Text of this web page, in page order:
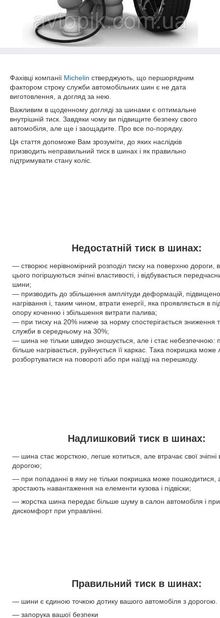
Фахівці компанії Michelin стверджують, що першорядним
фактором строку служби автомобільних шин є не дата
виготовлення, а догляд за нею.
Важливим в щоденному догляді за шинами є оптимальне
внутрішній тиск. Завдяки чому ви підвищите безпеку свого
автомобіля, але ще і заощадите. Про все по-порядку.
Ця стаття допоможе Вам зрозуміти, до яких наслідків
призводить неправильний тиск в шинах і як правильно
підтримувати стану коліс.
Недостатній тиск в шинах:
— створює нерівномірний розподіл тиску на поверхню дороги,
цього погіршуються зчіпні властивості, і відбувається
шини;
— призводить до збільшення амплітуди деформацій,
нагрівання і, таким чином, втрати енергії, яка проявляється в
опору коченню і збільшення витрати палива;
— при тиску на 20% нижче за норму спостерігається зниження
служби в середньому на 30%;
— шина не тільки швидко зношується, але і стає небезпечною:
більше нагрівається, руйнується її каркас. Така покришка може
розбортуватися на повороті або при наїзді на перешкоду.
Надлишковий тиск в шинах:
— шина стає жорсткою, легше котиться, але втрачає свої зчіпні
дорогою;
— при попаданні в яму не тільки покришка може пошкодитися,
зростають навантаження на елементи кузова і підвіски;
— жорстка шина передає більше шуму в салон автомобіля і
дискомфорт при управлінні.
Правильний тиск в шинах:
— шини є єдиною точкою дотику вашого автомобіля з дорогою.
— запорука вашої безпеки